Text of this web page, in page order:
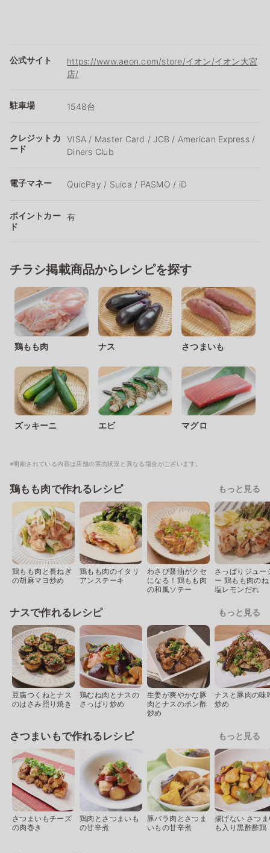
公式サイト
https://www.aeon.com/store/イオン/イオン大宮
店/
駐車場 1548台
クレジットカ
ード
VISA / Master Card / JCB / American Express /
Diners Club
電子マネー QuicPay / Suica / PASMO / iD
ポイントカー
ド
有
チラシ掲載商品からレシピを探す
鶏もも肉 ナス さつまいも
ズッキーニ エビ マグロ
※明細されている内容は店舗の実売状況と異なる場合がございます。
鶏もも肉で作れるレシピ もっと見る
鶏もも肉と長ねぎ
の胡麻マヨ炒め
鶏もも肉のイタリ
アンステーキ
わさび醤油がクセ
になる！鶏もも肉
の和風ソテー
さっぱりジュー
ー 鶏もも肉の
塩レモンだれ
ナスで作れるレシピ もっと見る
豆腐つくねとナス
のはさみ照り焼き
鶏むね肉とナスの
さっぱり炒め
生姜が爽やかな豚
肉とナスのポン酢
炒め
ナスと豚肉の味
炒め
さつまいもで作れるレシピ もっと見る
さつまいもチーズ
の肉巻き
鶏肉とさつまいも
の甘辛煮
豚バラ肉とさつま
いもの甘辛煮
揚げない さつ
も入り黒酢酢鶏